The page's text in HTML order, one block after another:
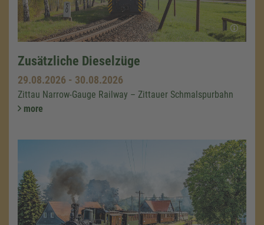
Zusätzliche Dieselzüge
29.08.2026 - 30.08.2026
Zittau Narrow-Gauge Railway – Zittauer Schmalspurbahn
more